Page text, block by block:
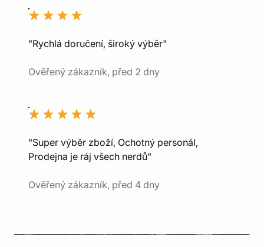
"Rychlá doručení, široký výběr"
Ověřený zákazník, před 2 dny
"Super výběr zboží, Ochotný personál,
Prodejna je ráj všech nerdů"
Ověřený zákazník, před 4 dny